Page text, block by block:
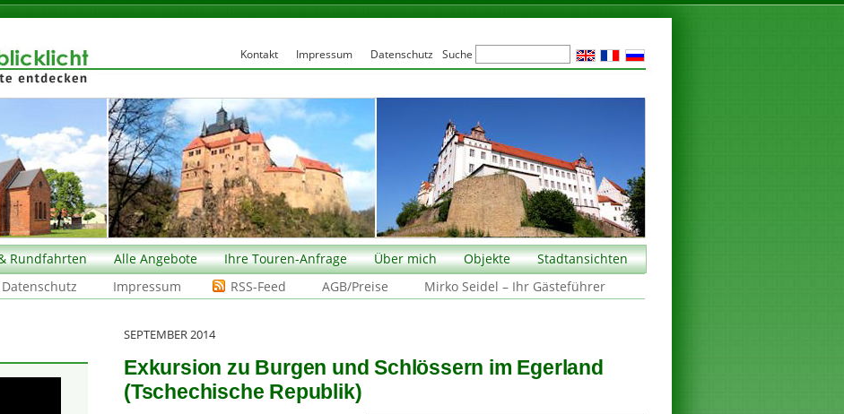
Rundfahrten Alle Angebote Ihre Touren-Anfrage Über mich Objekte
Stadtansichten
Datenschutz Impressum RSS-Feed AGB/Preise Mirko Seidel – Ihr Gästeführer
SEPTEMBER 2014
Exkursion zu Burgen und Schlössern im Egerland
(Tschechische Republik)
Kontakt Impressum Datenschutz Suche